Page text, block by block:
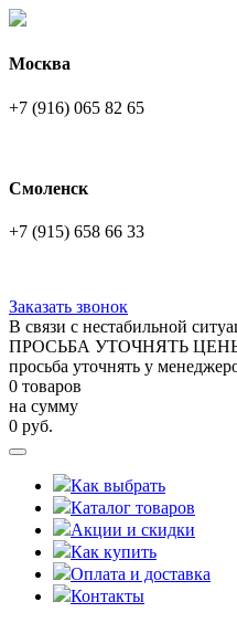
Москва
+7 (916) 065 82 65
Смоленск
+7 (915) 658 66 33
Заказать звонок
В связи с нестабильной
ПРОСЬБА УТОЧНЯТЬ
просьба уточнять у
0 товаров
на сумму
0 руб.
Как выбрать
Каталог товаров
Акции и скидки
Как купить
Оплата и доставка
Контакты